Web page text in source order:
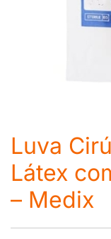
Luva
Látex
– Medix